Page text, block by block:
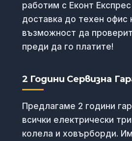
работим с Еконт
доставка до техен офис
възможност да
преди да го платите!
2 Години Сервизна
Предлагаме 2 години
всички електрически
колела и ховърборди.